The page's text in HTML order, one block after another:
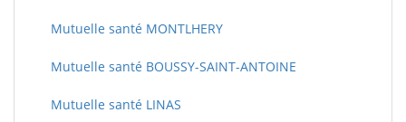
Mutuelle santé MONTLHERY
Mutuelle santé BOUSSY-SAINT-ANTOINE
Mutuelle santé LINAS